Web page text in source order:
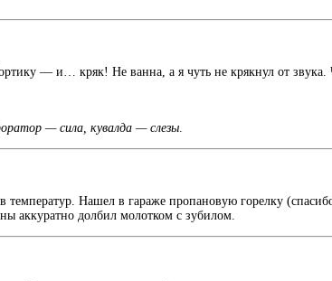
— и… кряк! Не ванна, а я чуть не крякнул от звука.
— сила, кувалда — слезы
Нашел в гараже пропановую горелку
аккуратно долбил молотком с зубилом.